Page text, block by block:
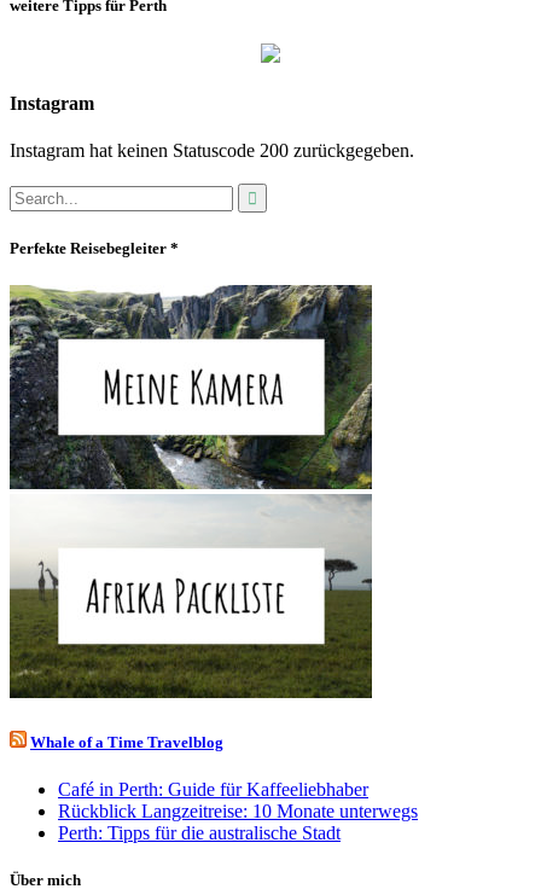
weitere Tipps für Perth
Instagram
Instagram hat keinen Statuscode 200 zurückgegeben.
Perfekte Reisebegleiter *
Whale of a Time Travelblog
Café in Perth: Guide für Kaffeeliebhaber
Rückblick Langzeitreise: 10 Monate unterwegs
Perth: Tipps für die australische Stadt
Über mich